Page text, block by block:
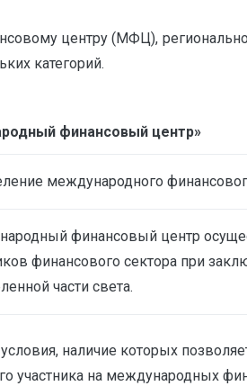
центру (МФЦ),
категорий.
финансовый центр»
международного
финансовый центр
финансового сектора при
части света.
наличие которых
участника на международных